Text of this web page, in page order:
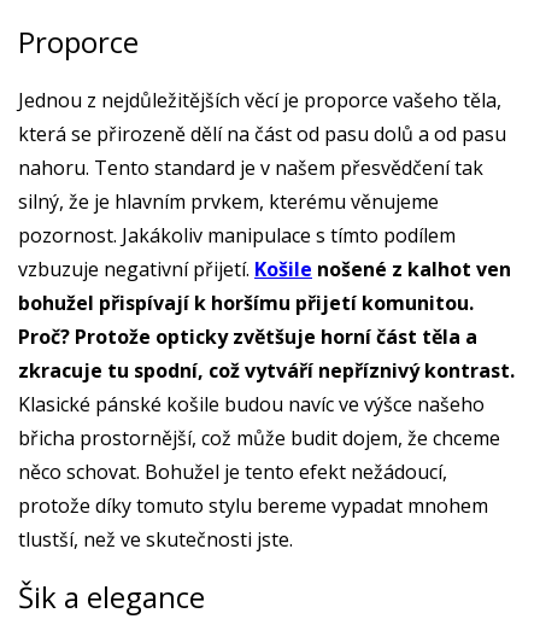
Proporce
Jednou z nejdůležitějších věcí je proporce vašeho těla,
která se přirozeně dělí na část od pasu dolů a od pasu
nahoru. Tento standard je v našem přesvědčení tak
silný, že je hlavním prvkem, kterému věnujeme
pozornost. Jakákoliv manipulace s tímto podílem
vzbuzuje negativní přijetí. Košile nošené z kalhot ven
bohužel přispívají k horšímu přijetí komunitou.
Proč? Protože opticky zvětšuje horní část těla a
zkracuje tu spodní, což vytváří nepříznivý kontrast.
Klasické pánské košile budou navíc ve výšce našeho
břicha prostornější, což může budit dojem, že chceme
něco schovat. Bohužel je tento efekt nežádoucí,
protože díky tomuto stylu bereme vypadat mnohem
tlustší, než ve skutečnosti jste.
Šik a elegance